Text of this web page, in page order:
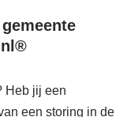
Heb jij een
een storing in de